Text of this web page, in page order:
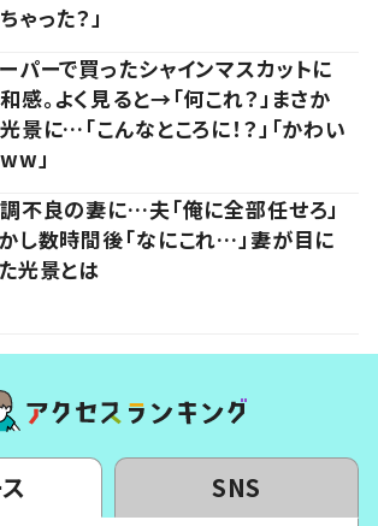
ゃった？」
パーで買ったシャインマスカットに
感。よく見ると→「何これ？」まさか
景に…「こんなところに！？」「かわい
」
不良の妻に…夫「俺に全部任せろ」
し数時間後「なにこれ…」妻が目に
光景とは
SNS